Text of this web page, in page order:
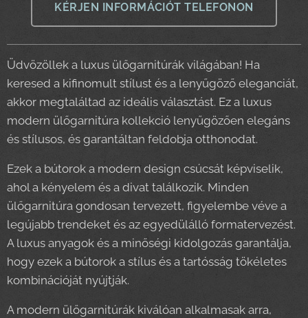
KÉRJEN INFORMÁCIÓT TELEFONON
Üdvözöllek a luxus ülőgarnitúrák világában! Ha
keresed a kifinomult stílust és a lenyűgöző eleganciát,
akkor megtaláltad az ideális választást. Ez a luxus
modern ülőgarnitúra kollekció lenyűgözően elegáns
és stílusos, és garantáltan feldobja otthonodat.
Ezek a bútorok a modern design csúcsát képviselik,
ahol a kényelem és a divat találkozik. Minden
ülőgarnitúra gondosan tervezett, figyelembe véve a
legújabb trendeket és az egyedülálló formatervezést.
A luxus anyagok és a minőségi kidolgozás garantálja,
hogy ezek a bútorok a stílus és a tartósság tökéletes
kombinációját nyújtják.
A modern ülőgarnitúrák kiválóan alkalmasak arra,